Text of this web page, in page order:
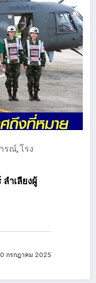
รณ์,โรง
ำเลียงผู้
กรกฎาคม 2025